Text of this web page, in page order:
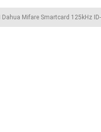
Dahua Mifare Smartcard 125kHz ID-